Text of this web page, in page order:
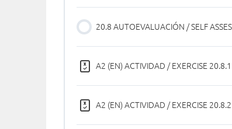
20.8 AUTOEVALUACIÓN / SELF
A2 (EN) ACTIVIDAD / EXERCISE 20.8.1
A2 (EN) ACTIVIDAD / EXERCISE 20.8.2